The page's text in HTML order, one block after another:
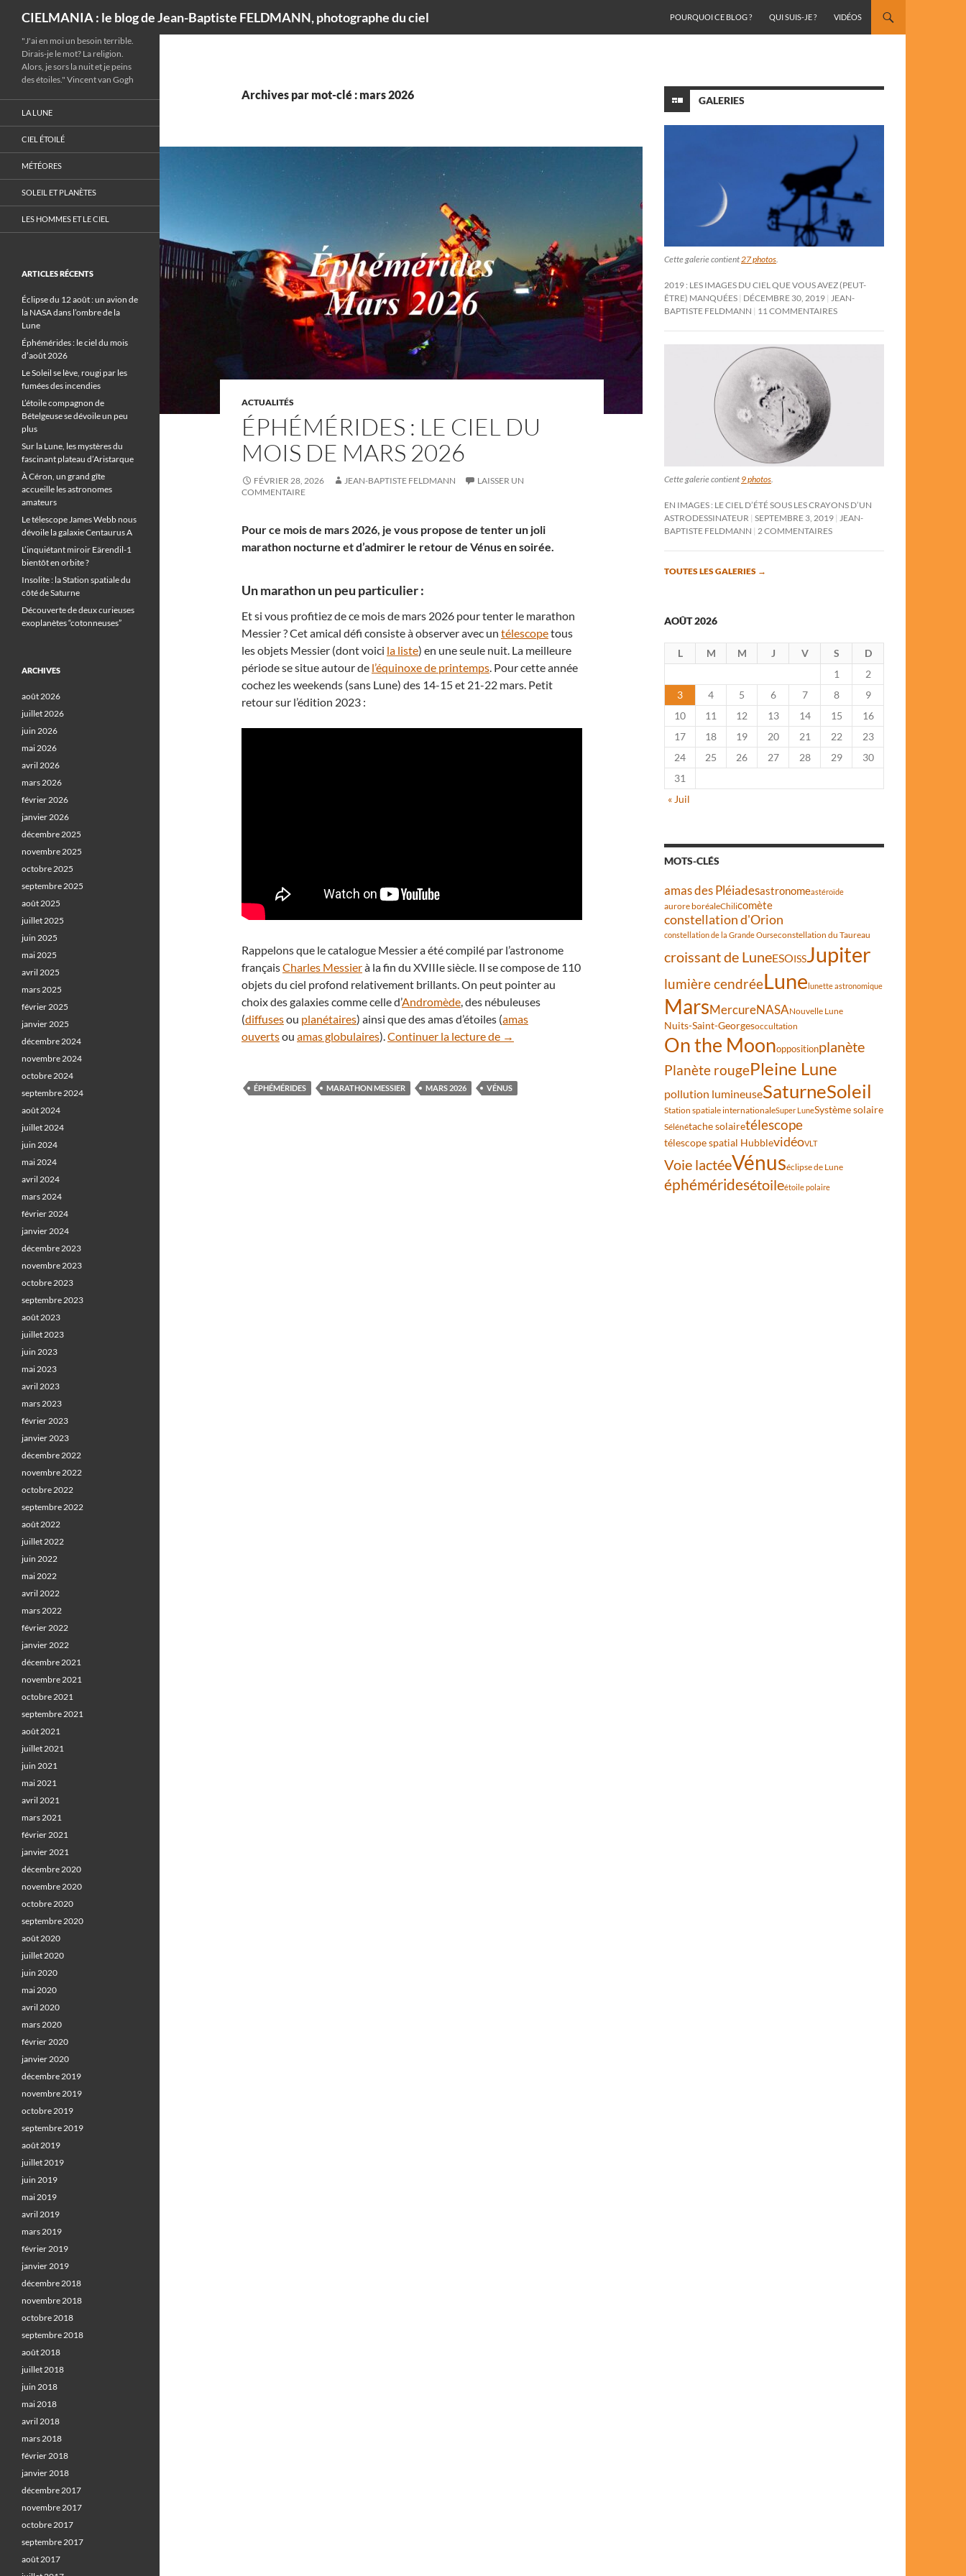
CIELMANIA : le blog de Jean-Baptiste FELDMANN, photographe du ciel
POURQUOI CE BLOG ?
QUI SUIS-JE ? VIDÉOS
Archives par mot-clé : mars 2026
ACTUALITÉS
ÉPHÉMÉRIDES : LE CIEL DU
MOIS DE MARS 2026
FÉVRIER 28, 2026 JEAN-BAPTISTE FELDMANN
LAISSER UN
COMMENTAIRE
Pour ce mois de mars 2026, je vous propose de tenter un joli
marathon nocturne et d’admirer le retour de Vénus en soirée.
Un marathon un peu particulier :
Et si vous profitiez de ce mois de mars 2026 pour tenter le marathon
Messier ? Cet amical défi consiste à observer avec un télescopetous
les objets Messier (dont voici la liste) en une seule nuit. La meilleure
période se situe autour de l’équinoxe de printemps. Pour cette année
cochez les weekends (sans Lune) des 14-15 et 21-22 mars. Petit
retour sur l’édition 2023 :
Rappelons que le catalogue Messier a été compilé par l’astronome
françaisCharles Messierà la fin du XVIIIe siècle. Il se compose de 110
objets du ciel profond relativement brillants. On peut pointer au
choix des galaxies comme celle d’Andromède, des nébuleuses
(diffusesou planétaires) ainsi que des amas d’étoiles (amas
ouvertsou amas globulaires).Continuer la lecture de Éphémérides : le ciel du mois de mars 2026
→
ÉPHÉMÉRIDES MARATHON MESSIER MARS 2026 VÉNUS
GALERIES
Cette galerie contient27 photos.
2019 : LES IMAGES DU CIEL QUE VOUS AVEZ (PEUT-
ÊTRE) MANQUÉES DÉCEMBRE 30, 2019 JEAN-
BAPTISTE FELDMANN
11 COMMENTAIRES
Cette galerie contient 9 photos
EN IMAGES : LE CIEL D’ÉTÉ SOUS LES CRAYONS D’UN
ASTRODESSINATEUR SEPTEMBRE 3, 2019
JEAN-
BAPTISTE FELDMANN
2 COMMENTAIRES
TOUTES LES GALERIES →
AOÛT 2026
L M M J V S
D
1
2
3
4 5 6 7 8
9
10
11 12 13 14 15
16
17
18 19 20 21 22
23
24
25 26 27 28 29
30
31
« Juil
MOTS-CLÉS
amas des Pléiadesastronomeastéroïde
aurore boréaleChilicomète
constellation d'Orion
constellation de la Grande Ourseconstellation du Taureau
croissant de LuneESOISSJupiter
lumière cendréeLunelunette astronomique
MarsMercureNASANouvelle Lune
Nuits-Saint-Georgesoccultation
On the Moonoppositionplanète
Planète rougePleine Lune
pollution lumineuseSaturneSoleil
Station spatiale internationaleSuper LuneSystème solaire
Sélénétache solairetélescope
télescope spatial HubblevidéoVLT
Voie lactéeVénuséclipse de Lune
éphéméridesétoileétoile polaire
"J'ai en moi un besoin terrible.
Dirais-je le mot? La religion.
Alors, je sors la nuit et je peins
des étoiles." Vincent van Gogh
LA LUNE
CIEL ÉTOILÉ
MÉTÉORES
SOLEIL ET PLANÈTES
LES HOMMES ET LE CIEL
ARTICLES RÉCENTS
Éclipse du 12 août : un avion de
la NASA dans l’ombre de la
Lune
Éphémérides : le ciel du mois
d’août 2026
Le Soleil se lève, rougi par les
fumées des incendies
L’étoile compagnon de
Bételgeuse se dévoile un peu
plus
Sur la Lune, les mystères du
fascinant plateau d’Aristarque
À Céron, un grand gîte
accueille les astronomes
amateurs
Le télescope James Webb nous
dévoile la galaxie Centaurus A
L’inquiétant miroir Eärendil-1
bientôt en orbite ?
Insolite : la Station spatiale du
côté de Saturne
Découverte de deux curieuses
exoplanètes “cotonneuses”
ARCHIVES
août 2026
juillet 2026
juin 2026
mai 2026
avril 2026
mars 2026
février 2026
janvier 2026
décembre 2025
novembre 2025
octobre 2025
septembre 2025
août 2025
juillet 2025
juin 2025
mai 2025
avril 2025
mars 2025
février 2025
janvier 2025
décembre 2024
novembre 2024
octobre 2024
septembre 2024
août 2024
juillet 2024
juin 2024
mai 2024
avril 2024
mars 2024
février 2024
janvier 2024
décembre 2023
novembre 2023
octobre 2023
septembre 2023
août 2023
juillet 2023
juin 2023
mai 2023
avril 2023
mars 2023
février 2023
janvier 2023
décembre 2022
novembre 2022
octobre 2022
septembre 2022
août 2022
juillet 2022
juin 2022
mai 2022
avril 2022
mars 2022
février 2022
janvier 2022
décembre 2021
novembre 2021
octobre 2021
septembre 2021
août 2021
juillet 2021
juin 2021
mai 2021
avril 2021
mars 2021
février 2021
janvier 2021
décembre 2020
novembre 2020
octobre 2020
septembre 2020
août 2020
juillet 2020
juin 2020
mai 2020
avril 2020
mars 2020
février 2020
janvier 2020
décembre 2019
novembre 2019
octobre 2019
septembre 2019
août 2019
juillet 2019
juin 2019
mai 2019
avril 2019
mars 2019
février 2019
janvier 2019
décembre 2018
novembre 2018
octobre 2018
septembre 2018
août 2018
juillet 2018
juin 2018
mai 2018
avril 2018
mars 2018
février 2018
janvier 2018
décembre 2017
novembre 2017
octobre 2017
septembre 2017
août 2017